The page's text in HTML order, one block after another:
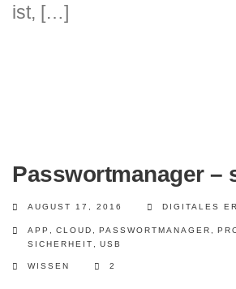
Versionsinformationen
ist, […]
Passwortmanager –
AUGUST 17, 2016 DIGITALES
APP CLOUD PASSWORTMANAGER
SICHERHEIT
USB
WISSEN 2